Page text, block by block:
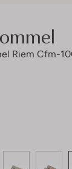
Riem Cfm-